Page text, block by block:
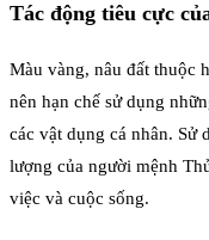
Tác động tiêu cực
Màu vàng, nâu đất thuộc
nên hạn chế sử dụng
các vật dụng cá nhân. Sử
lượng của người mệnh
việc và cuộc sống.